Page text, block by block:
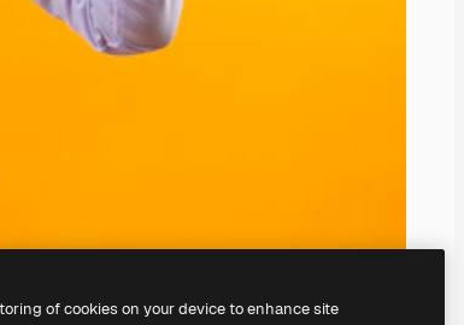
of cookies on your device to enhance site